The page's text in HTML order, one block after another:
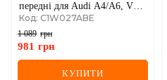
SSANGYONG
SUBARU
SUZUKI
передні для Audi A4/A6, VW
Passat B5, Golf 4
Код: C1W027ABE
1 089 грн
981 грн
КУПИТИ